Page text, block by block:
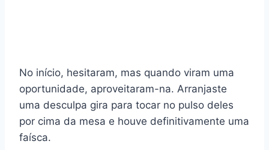
No início, hesitaram, mas quando viram uma
oportunidade, aproveitaram-na. Arranjaste
uma desculpa gira para tocar no pulso deles
por cima da mesa e houve definitivamente uma
faísca.